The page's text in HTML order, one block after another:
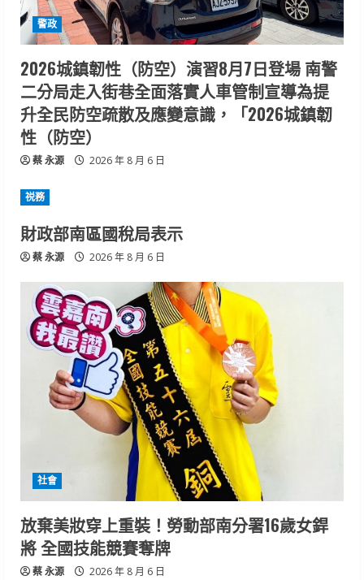
警政
2026城鎮韌性（防空）演習8月7日登場 南警
二分局走入街巷全面落實人車管制宣導為提
升全民防空疏散及應變意識，「2026城鎮韌
性（防空）
蔡 永源 2026 年 8 月 6 日
祱務
財政部南區國稅局表示
蔡 永源 2026 年 8 月 6 日
社會
放棄美妝穿上重裝！勞動部南分署16歲女銲
將 全國技能競賽奪牌
蔡 永源 2026 年 8 月 6 日